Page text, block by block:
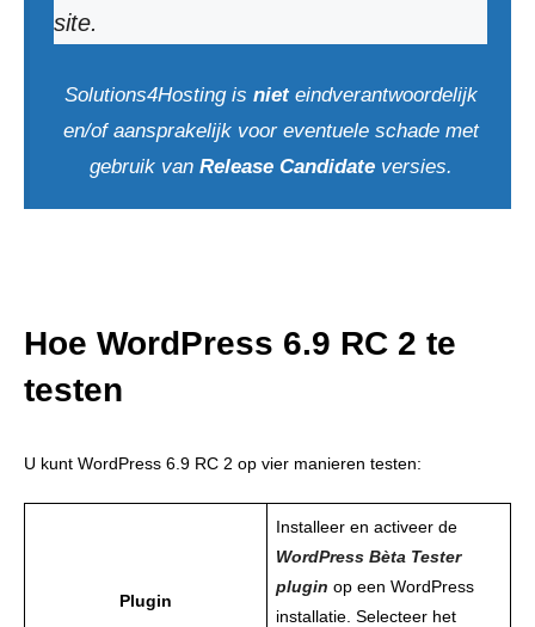
site.
Solutions4Hosting is nieteindverantwoordelijk
en/of aansprakelijk voor eventuele schade met
gebruik van Release Candidateversies.
Hoe WordPress 6.9 RC 2 te
testen
U kunt WordPress 6.9 RC 2 op vier manieren testen:
Plugin
Installeer en activeer de
WordPress Bèta Tester
plugin op een WordPress
installatie. Selecteer het